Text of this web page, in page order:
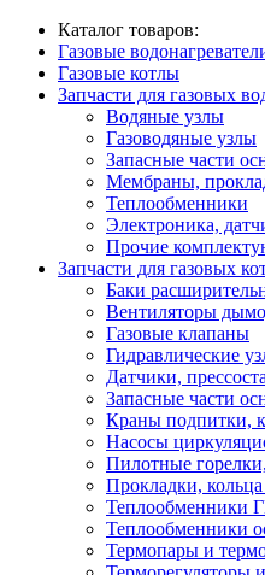
Каталог товаров:
Газовые
Газовые котлы
Запчасти для газовых
Водяные узлы
Газоводяные узлы
Запасные части
Мембраны,
Теплообменники
Электроника,
Прочие
Запчасти для газовых
Баки
Вентиляторы
Газовые клапаны
Гидравлические
Датчики,
Запасные части
Краны подпитки,
Насосы
Пилотные
Прокладки,
Теплообменники
Теплообменники
Термопары и